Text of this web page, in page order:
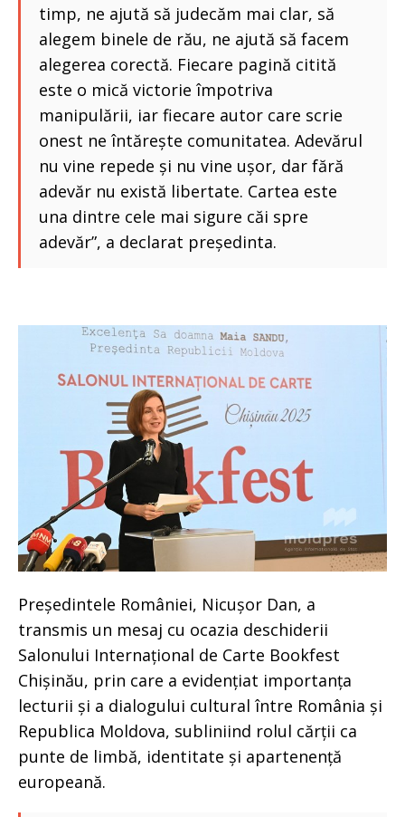
timp, ne ajută să judecăm mai clar, să
alegem binele de rău, ne ajută să facem
alegerea corectă. Fiecare pagină citită
este o mică victorie împotriva
manipulării, iar fiecare autor care scrie
onest ne întărește comunitatea. Adevărul
nu vine repede și nu vine ușor, dar fără
adevăr nu există libertate. Cartea este
una dintre cele mai sigure căi spre
adevăr”, a declarat președinta.
Președintele României, Nicușor Dan, a
transmis un mesaj cu ocazia deschiderii
Salonului Internațional de Carte Bookfest
Chișinău, prin care a evidențiat importanța
lecturii și a dialogului cultural între România și
Republica Moldova, subliniind rolul cărții ca
punte de limbă, identitate și apartenență
europeană.